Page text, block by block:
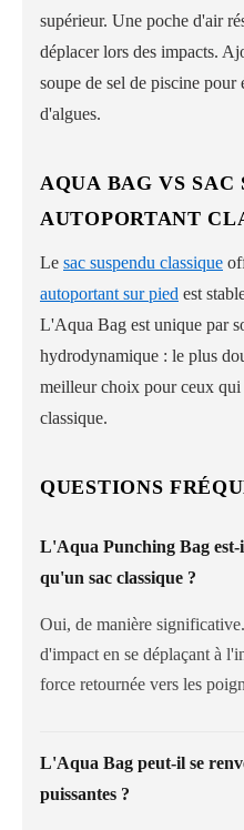
supérieur. Une poche d'air
déplacer lors des impacts.
soupe de sel de piscine
d'algues.
AQUA BAG VS SAC
AUTOPORTANT
Le sac suspendu classique
autoportant sur pied est
L'Aqua Bag est unique par
hydrodynamique : le plus
meilleur choix pour ceux qui
classique.
QUESTIONS
L'Aqua Punching Bag
qu'un sac classique ?
Oui, de manière
d'impact en se déplaçant à
force retournée vers les
L'Aqua Bag peut-il se
puissantes ?